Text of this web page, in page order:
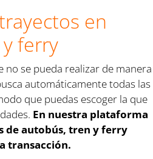
en
ferry
no se pueda realizar de manera
automáticamente todas las
que puedas escoger la que
En nuestra plataforma
de autobús, tren y ferry
transacción.